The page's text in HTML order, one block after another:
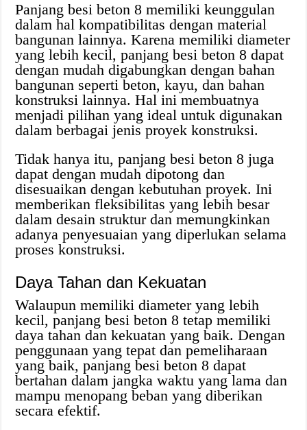
Panjang besi beton 8 memiliki keunggulan
dalam hal kompatibilitas dengan material
bangunan lainnya. Karena memiliki diameter
yang lebih kecil, panjang besi beton 8 dapat
dengan mudah digabungkan dengan bahan
bangunan seperti beton, kayu, dan bahan
konstruksi lainnya. Hal ini membuatnya
menjadi pilihan yang ideal untuk digunakan
dalam berbagai jenis proyek konstruksi.
Tidak hanya itu, panjang besi beton 8 juga
dapat dengan mudah dipotong dan
disesuaikan dengan kebutuhan proyek. Ini
memberikan fleksibilitas yang lebih besar
dalam desain struktur dan memungkinkan
adanya penyesuaian yang diperlukan selama
proses konstruksi.
Daya Tahan dan Kekuatan
Walaupun memiliki diameter yang lebih
kecil, panjang besi beton 8 tetap memiliki
daya tahan dan kekuatan yang baik. Dengan
penggunaan yang tepat dan pemeliharaan
yang baik, panjang besi beton 8 dapat
bertahan dalam jangka waktu yang lama dan
mampu menopang beban yang diberikan
secara efektif.